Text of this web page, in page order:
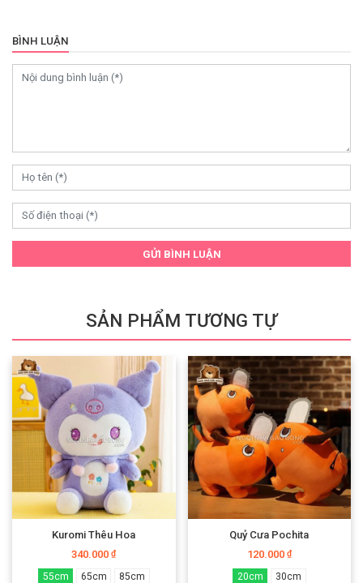
BÌNH LUẬN
GỬI BÌNH LUẬN
SẢN PHẨM TƯƠNG TỰ
Kuromi Thêu Hoa
340.000₫
55cm 65cm 85cm
Quỷ Cưa Pochita
120.000 ₫
20cm 30cm